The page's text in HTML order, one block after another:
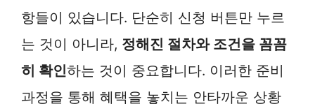
항들이 있습니다. 단순히 신청 버튼만 누르
는 것이 아니라, 정해진 절차와 조건을 꼼꼼
히 확인하는 것이 중요합니다. 이러한 준비
과정을 통해 혜택을 놓치는 안타까운 상황